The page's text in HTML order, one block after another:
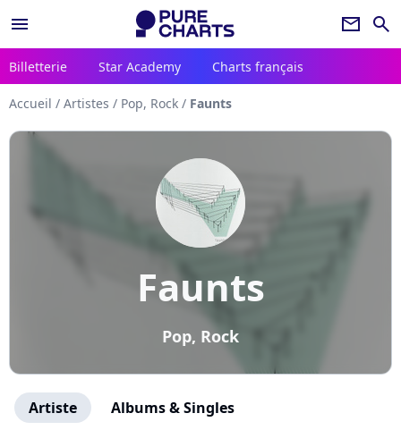
menu newsletter search
Billetterie Star Academy Charts français
Accueil / Artistes / Pop, Rock / Faunts
Faunts
Pop, Rock
Artiste Albums & Singles